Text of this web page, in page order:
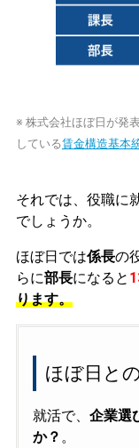
※ 株式会社ほぼ日が発
している賃金構造基本
それでは、役職に
でしょうか。
ほぼ日では係長の
らに部長になると
ります。
ほぼ日と
就活で、 企業選
か？ 。